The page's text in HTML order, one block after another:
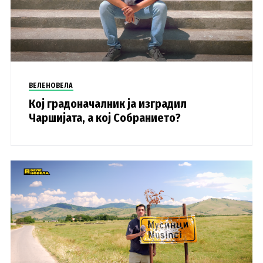
ВЕЛЕНОВЕЛА
Кој градоначалник ја изградил
Чаршијата, а кој Собранието?